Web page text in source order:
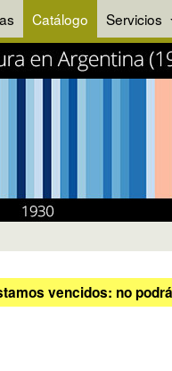
Catálogo Servicios
vencidos: no